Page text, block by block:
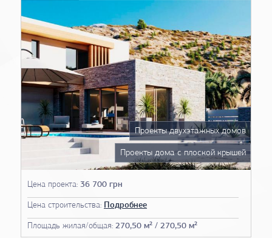
Цена проекта: 36 700 грн
Цена строительства: Подробнее
Площадь жилая/общая: 270,50 м² / 270,50 м²
Проекты двухэтажных домов
Проекты дома с плоской крышей
Проекты домов 14 на 14
Проекты домов 15 на 15